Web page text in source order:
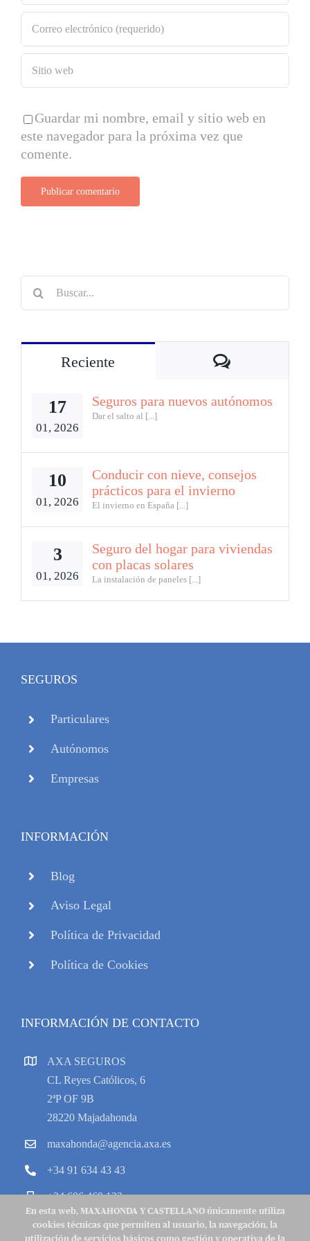
Guardar mi nombre, email y sitio web en
este navegador para la próxima vez que
comente.
Reciente Comentarios
17
01, 2026
Seguros para nuevos autónomos
Dar el salto al [...]
10
01, 2026
Conducir con nieve, consejos
prácticos para el invierno
El invierno en España [...]
3
01, 2026
Seguro del hogar para viviendas
con placas solares
La instalación de paneles [...]
SEGUROS
Particulares
Autónomos
Empresas
INFORMACIÓN
Blog
Aviso Legal
Política de Privacidad
Política de Cookies
INFORMACIÓN DE CONTACTO
AXA SEGUROS
CL Reyes Católicos, 6
2ªP OF 9B
28220 Majadahonda
maxahonda@agencia.axa.es
+34 91 634 43 43
+34 606 469 133
En esta web, MAXAHONDA Y CASTELLANO únicamente utiliza
cookies técnicas que permiten al usuario, la navegación, la